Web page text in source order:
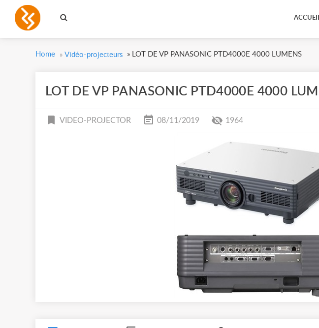
Home » Vidéo-projecteurs » LOT DE VP PANASONIC PTD4000E 4000 LUMENS
LOT DE VP PANASONIC PTD4000E 4000
VIDEO-PROJECTOR 08/11/2019 1964